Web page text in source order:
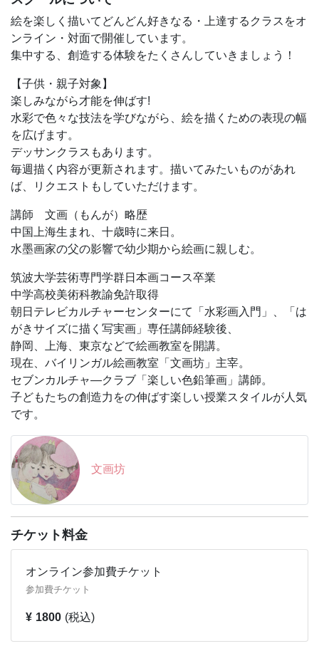
絵を楽しく描いてどんどん好きなる・上達するクラスをオ
ンライン・対面で開催しています。
集中する、創造する体験をたくさんしていきましょう！
【子供・親子対象】
楽しみながら才能を伸ばす!
水彩で色々な技法を学びながら、絵を描くための表現の幅
を広げます。
デッサンクラスもあります。
毎週描く内容が更新されます。描いてみたいものがあれ
ば、リクエストもしていただけます。
講師 文画（もんが）略歴
中国上海生まれ、十歳時に来日。
水墨画家の父の影響で幼少期から絵画に親しむ。
筑波大学芸術専門学群日本画コース卒業
中学高校美術科教諭免許取得
朝日テレビカルチャーセンターにて「水彩画入門」、「は
がきサイズに描く写実画」専任講師経験後、
静岡、上海、東京などで絵画教室を開講。
現在、バイリンガル絵画教室「文画坊」主宰。
セブンカルチャ―クラブ「楽しい色鉛筆画」講師。
子どもたちの創造力をの伸ばす楽しい授業スタイルが人気
です。
文画坊
チケット料金
オンライン参加費チケット
参加費チケット
¥ 1800 (税込)